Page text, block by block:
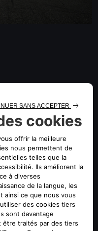
est ce qui nous
la 23ème édition des
Alfa Romeo Giulia et
les plus belles voitures
magazine automobile
Nous sommes
car il représente la
de toute l'équipe et
Stile Alfa Romeo, là